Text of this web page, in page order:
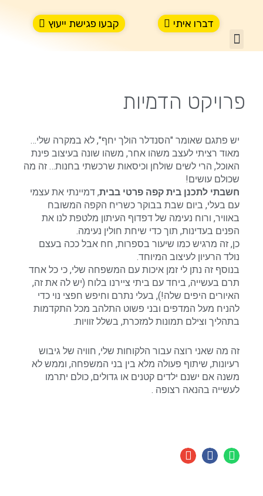
תפריט
דברו איתי קבעו פגישת ייעוץ
פרויקט הדמיות
יש פתגם שאומר "הסנדלר הולך יחף", לא במקרה שלי…
מאוד רציתי לעצב משהו אחר, משהו שונה בעיצוב פינת
האוכל, הרי לשים שולחן וכיסאות שרכשתי בחנות… זה מה
שכולם עושים!
חשבתי לתכנן בית קפה פרטי בבית, דמיינתי את עצמי
עם בעלי, ביום שבת בבוקר כשריח הקפה המשובח
באוויר, ורוח נעימה של דפדוף העיתון מלטפת לנו את
הפנים בעדינות, תוך כדי שיחת חולין נעימה.
כן, זה מרגיש כמו שיעור בספרות, חח אבל ככה בעצם
נולד הרעיון לעיצוב המיוחד.
בנוסף זה נתן לי זמן איכות עם המשפחה שלי, כי כל אחד
תרם בעשייה, ביחד עם ביתי ציירנו בלוח (יש לה את זה,
האיורים היפים שלה!), בעלי נתרם וחיפש חפצי נוי כדי
להניח מעל המדפים ובני פשוט התלהב מכל התקדמות
בתהליך וצילם תמונות למזכרת, בשלל זוויות.
זה מה שאני רוצה עבור הלקוחות שלי, חוויה של גיבוש
רעיונות, שיתוף פעולה מלא בין בני המשפחה, וממש לא
משנה אם ישנם ילדים קטנים או גדולים, כולם יתרמו
לעשייה בהנאה רצופה .